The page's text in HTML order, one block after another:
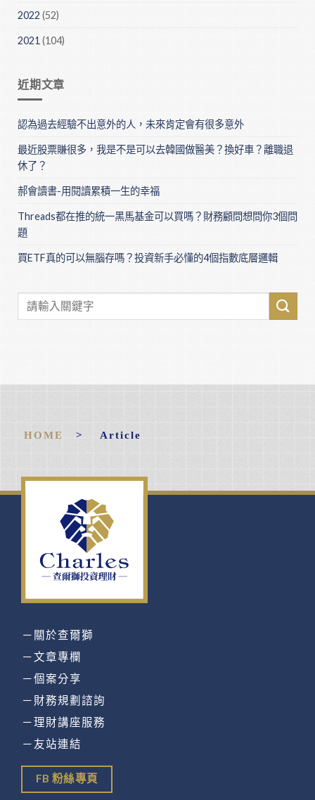
2022 (52)
2021 (104)
近期文章
認為過去經驗不出意外的人，未來肯定會有很多意外
最近股票賺很多，我是不是可以去韓國做醫美？換好車？離職退
休了？
郝會讀書-用閱讀累積一生的幸福
Threads都在推的統一黑馬基金可以買嗎？財務顧問想問你3個問
題
買ETF真的可以無腦存嗎？投資新手必懂的4個指數底層邏輯
HOME > Article
－關於查爾獅
－文章專欄
－個案分享
－財務規劃諮詢
－理財講座服務
－友站連結
FB 粉絲專頁